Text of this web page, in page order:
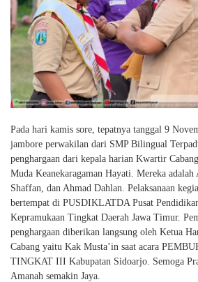
Pada hari kamis sore, tepatnya tanggal 9
jambore perwakilan dari SMP Bilingual
penghargaan dari kepala harian Kwartir
Muda Keanekaragaman Hayati. Mereka adalah
Shaffan, dan Ahmad Dahlan. Pelaksanaan
bertempat di PUSDIKLATDA Pusat
Kepramukaan Tingkat Daerah Jawa Timur.
penghargaan diberikan langsung oleh Ketua
Cabang yaitu Kak Musta’in saat acara
TINGKAT III Kabupatan Sidoarjo. Semoga
Amanah semakin Jaya.